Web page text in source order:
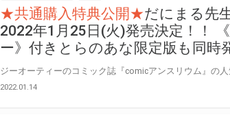
★共通購入特典公開★だにまる先
2022年1月25日(火)発売決定！！
ー》付きとらのあな限定版も同時
2022.01.14